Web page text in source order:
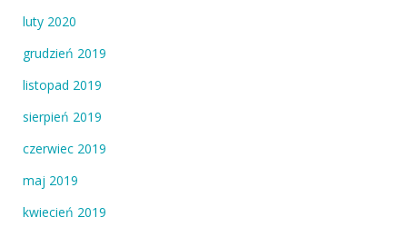
luty 2020
grudzień 2019
listopad 2019
sierpień 2019
czerwiec 2019
maj 2019
kwiecień 2019